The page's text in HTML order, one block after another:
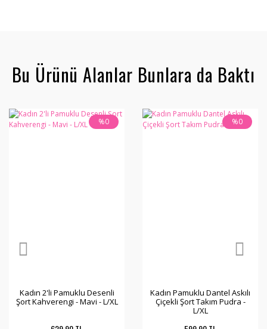
Bu Ürünü Alanlar Bunlara da Baktı
%0
Kadın 2'li Pamuklu Desenli
Şort Kahverengi - Mavi - L/XL
%0
Kadın Pamuklu Dantel Askılı
Çiçekli Şort Takım Pudra -
L/XL